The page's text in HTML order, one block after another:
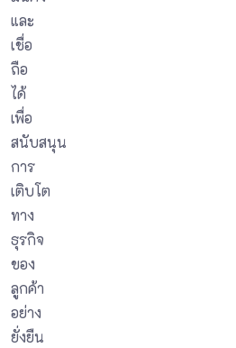
และ
เชื่อ
ถือ
ได้
เพื่อ
สนับสนุน
การ
เติบโต
ทาง
ธุรกิจ
ของ
ลูกค้า
อย่าง
ยั่งยืน